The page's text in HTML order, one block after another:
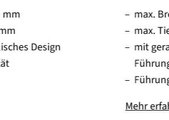
mm
Design
max.
max.
mit
Mehr